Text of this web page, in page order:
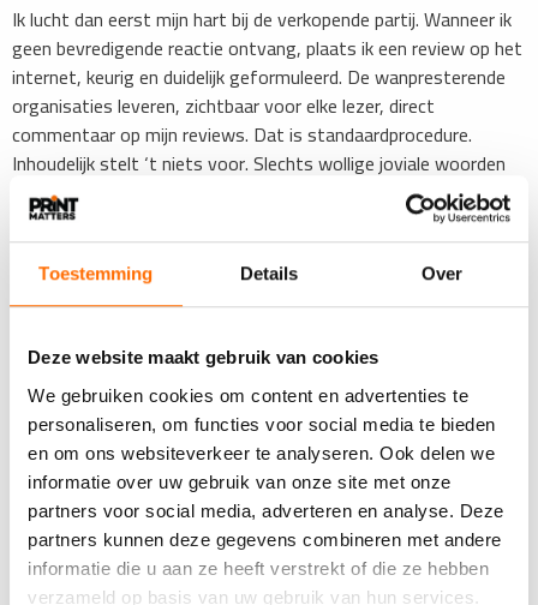
Toestemming Details Over
Deze website maakt gebruik van cookies
We gebruiken cookies om content en advertenties te
personaliseren, om functies voor social media te bieden
en om ons websiteverkeer te analyseren. Ook delen we
informatie over uw gebruik van onze site met onze
partners voor social media, adverteren en analyse. Deze
partners kunnen deze gegevens combineren met andere
informatie die u aan ze heeft verstrekt of die ze hebben
verzameld op basis van uw gebruik van hun services.
Ik lucht dan eerst mijn hart bij de verkopende partij. Wanneer ik
geen bevredigende reactie ontvang, plaats ik een review op het
internet, keurig en duidelijk geformuleerd. De wanpresterende
organisaties leveren, zichtbaar voor elke lezer, direct
commentaar op mijn reviews. Dat is standaardprocedure.
Inhoudelijk stelt ‘t niets voor. Slechts wollige joviale woorden
inclusief spel- en stijlfouten. En heel veel excuses. Maar géén
concrete oplossing of het vermelden van een serieuze
procedurele aanpassing om herhaling te voorkomen. Dat lijkt
te veel gevraagd of het is te moeilijk. Een kopje slappe thee tot
troost krijg ik uitgeserveerd; een rafelige pleister met
In mijn werkzame bestaan ging het echt niet altijd goed. De
klachten varieerden sterk. Van een triviale onvolkomenheid op
een rekening tot het verplicht terugroepen van gereed product
uit een Europees land inclusief haar overzeese gebiedsdelen.
Toen brak het zweet me echt uit. De waarde van de claims
varieerde van nul tot een miljoen Euro. Onverstandig is om bij
een klacht de Ostrich-methode toe te passen. Zoek liever snel
contact met de klant en laat hem uitrazen over het probleem